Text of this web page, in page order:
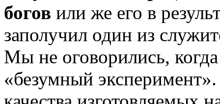
богов или же его в
заполучил один из
Мы не оговорились,
«безумный